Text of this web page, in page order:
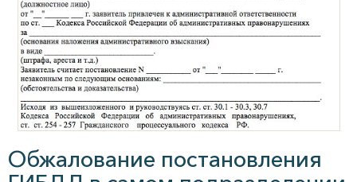
Обжалование постановления